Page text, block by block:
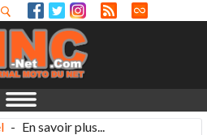
- En savoir plus...